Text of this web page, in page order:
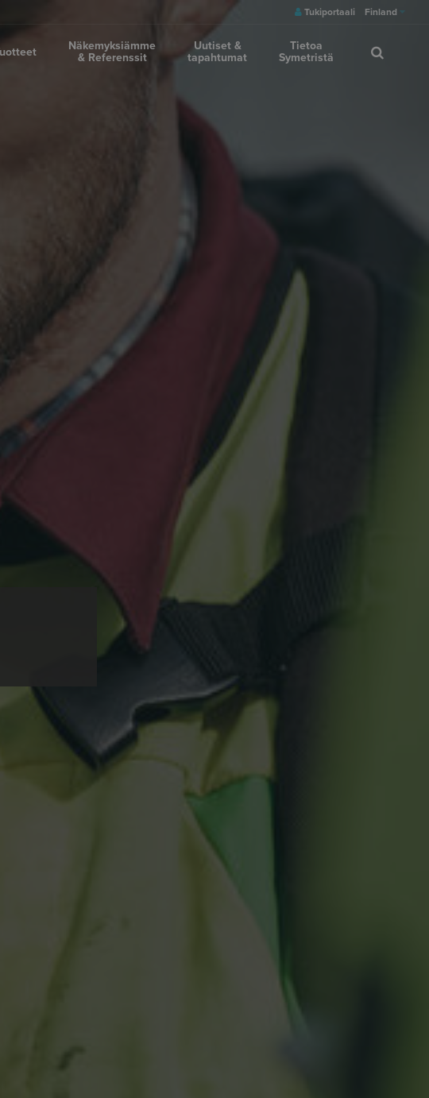
Tukiportaali Finland
Näkemyksiämme
& Referenssit
Uutiset &
tapahtumat
Tietoa
Symetristä